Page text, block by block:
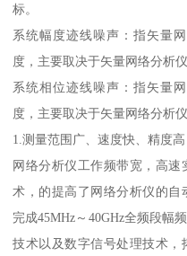
标。
系统幅度迹线噪声：指矢量
度，主要取决于矢量网络分析
系统相位迹线噪声：指矢量
度，主要取决于矢量网络分析
1.测量范围广、速度快、精度高
网络分析仪工作频带宽，高
术，的提高了网络分析仪的
完成45MHz～40GHz全频段幅
技术以及数字信号处理技术，